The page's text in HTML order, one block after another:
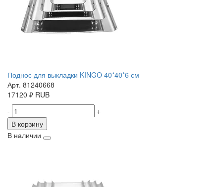
Поднос для выкладки KINGO 40*40*6 см
Арт. 81240668
17120 ₽ RUB
-
+
В корзину
В наличии